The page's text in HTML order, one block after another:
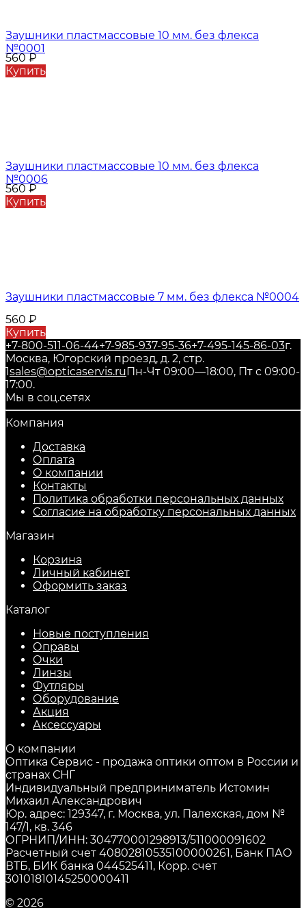
Заушники пластмассовые 10 мм. без флекса
№0001
560₽
Купить
Заушники пластмассовые 10 мм. без флекса
№0006
560₽
Купить
Заушники пластмассовые 7 мм. без флекса №0004
560 ₽
Купить
+7-800-511-06-44+7-985-937-95-36+7-495-145-86-03г.
Москва, Югорский проезд, д. 2, стр.
1sales@opticaservis.ruПн-Чт 09:00—18:00, Пт с 09:00-
17:00.
Мы в соц.сетях
Компания
Доставка
Оплата
О компании
Контакты
Политика обработки персональных данных
Согласие на обработку персональных данных
Магазин
Корзина
Личный кабинет
Оформить заказ
Каталог
Новые поступления
Оправы
Очки
Линзы
Футляры
Оборудование
Акция
Аксессуары
О компании
Оптика Сервис - продажа оптики оптом в России и
странах СНГ
Индивидуальный предприниматель Истомин
Михаил Александрович
Юр. адрес: 129347, г. Москва, ул. Палехская, дом №
147/1, кв. 346
ОГРНИП/ИНН: 304770001298913/511000091602
Расчетный счет 40802810535100000261, Банк ПАО
ВТБ, БИК банка 044525411, Корр. счет
30101810145250000411
© 2026